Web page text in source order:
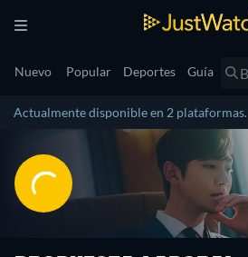
Nuevo Popular Deportes Guía
Actualmente disponible en 2 plataformas.